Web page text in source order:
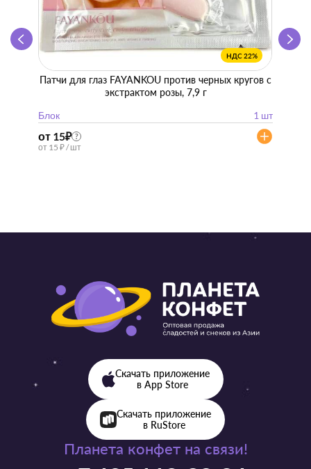
НДС 22%
Патчи для глаз FAYANKOU против черных кругов с
экстрактом розы, 7,9 г
Блок
1 шт
от 15₽ ?
от 15 ₽ / шт
Планета конфет на связи!
Скачать приложение
в App Store
Скачать приложение
в RuStore